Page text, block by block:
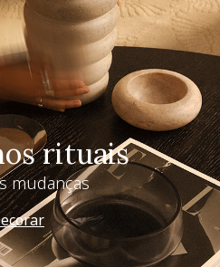
rituais
mudanças